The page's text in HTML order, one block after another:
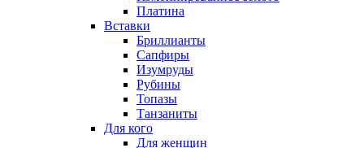
Платина
Вставки
Бриллианты
Сапфиры
Изумруды
Рубины
Топазы
Танзаниты
Для кого
Для женщин